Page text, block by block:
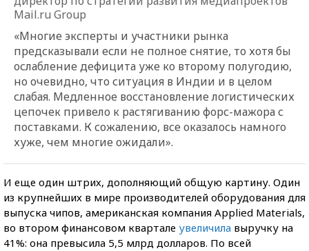
Mail.ru Group
«Многие эксперты и участники рынка
предсказывали если не полное снятие, то хотя бы
ослабление дефицита уже ко второму полугодию,
но очевидно, что ситуация в Индии и в целом
слабая. Медленное восстановление логистических
цепочек привело к растягиванию форс-мажора с
поставками. К сожалению, все оказалось намного
хуже, чем многие ожидали».
И еще один штрих, дополняющий общую картину. Один
из крупнейших в мире производителей оборудования для
выпуска чипов, американская компания Applied Materials,
во втором финансовом квартале увеличила выручку на
41%: она превысила 5,5 млрд долларов. По всей